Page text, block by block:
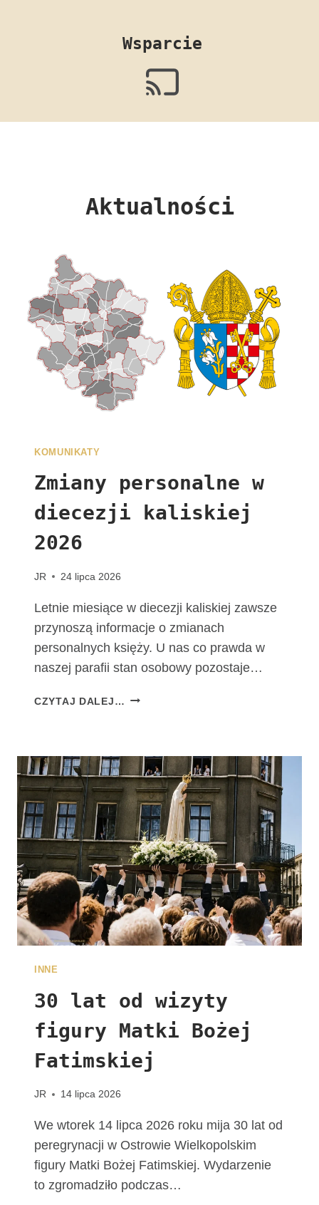
Wsparcie
Aktualności
KOMUNIKATY
Zmiany personalne w
diecezji kaliskiej
2026
JR 24 lipca 2026
Letnie miesiące w diecezji kaliskiej zawsze
przynoszą informacje o zmianach
personalnych księży. U nas co prawda w
naszej parafii stan osobowy pozostaje…
CZYTAJ DALEJ… Z
Y
P
S
O
N
A
L
N
E
E
C
Z
A
L
S
K
INNE
30 lat od wizyty
figury Matki Bożej
Fatimskiej
JR 14 lipca 2026
We wtorek 14 lipca 2026 roku mija 30 lat od
peregrynacji w Ostrowie Wielkopolskim
figury Matki Bożej Fatimskiej. Wydarzenie
to zgromadziło podczas…